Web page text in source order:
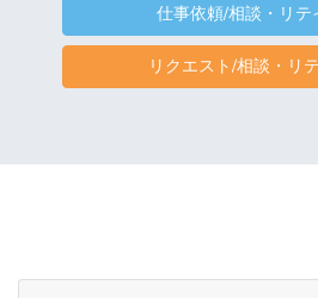
仕事依頼/相談・リテ
リクエスト/相談・リ